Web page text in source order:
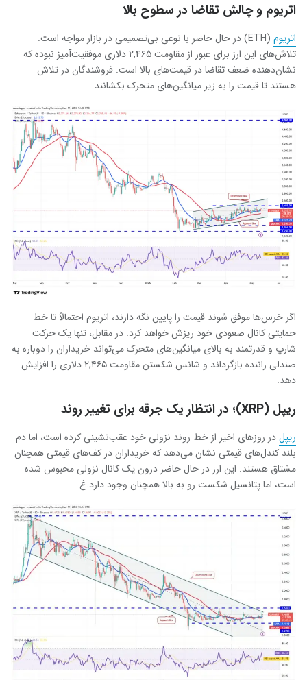
اتریوم و چالش تقاضا در سطوح بالا
اتریوم
(ETH) در حال حاضر با نوعی بی‌تصمیمی در بازار مواجه است.
تلاش‌های این ارز برای عبور از مقاومت ۲,۴۶۵ دلاری موفقیت‌آمیز نبوده که
نشان‌دهنده ضعف تقاضا در قیمت‌های بالا است. فروشندگان در تلاش
هستند تا قیمت را به زیر میانگین‌های متحرک بکشانند.
اگر خرس‌ها موفق شوند قیمت را پایین نگه دارند، اتریوم احتمالاً تا خط
حمایتی کانال صعودی خود ریزش خواهد کرد. در مقابل، تنها یک حرکت
شارپ و قدرتمند به بالای میانگین‌های متحرک می‌تواند خریداران را دوباره به
صندلی راننده بازگرداند و شانس شکستن مقاومت ۲,۴۶۵ دلاری را افزایش
دهد.
ریپل (XRP)؛ در انتظار یک جرقه برای تغییر روند
ریپلدر روزهای اخیر از خط روند نزولی خود عقب‌نشینی کرده است، اما دم
بلند کندل‌های قیمتی نشان می‌دهد که خریداران در کف‌های قیمتی همچنان
مشتاق هستند. این ارز در حال حاضر درون یک کانال نزولی محبوس شده
است، اما پتانسیل شکست رو به بالا همچنان وجود دارد.غ